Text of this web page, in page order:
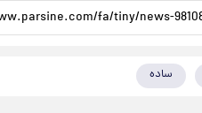
ساده